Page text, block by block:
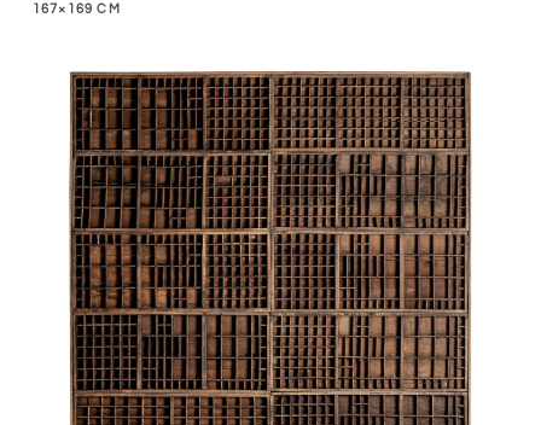
167×169 CM